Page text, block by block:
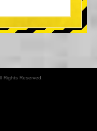
Rights Reserved.